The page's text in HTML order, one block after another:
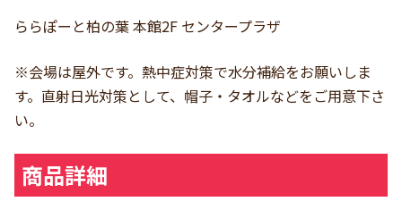
ららぽーと柏の葉 本館2F センタープラザ
※会場は屋外です。熱中症対策で水分補給をお願いしま
す。直射日光対策として、帽子・タオルなどをご用意下さ
い。
商品詳細